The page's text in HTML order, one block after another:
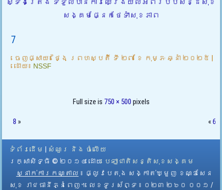
ស្ទឹងត្រែង ទទួលបានការឈ្វេងយល់អំពីរបបសន្ដិសុខ
សង្គមផ្នែកថែទាំសុខភាព
7
ចេញផ្សាយ៖ ថ្ងៃ ព្រហស្បតិ៍ ទី ២៧ ខែ កុម្ភៈ ឆ្នាំ ២០២៥
ដោយ៖ NSSF
Full size is 750 × 500 pixels
8 » «6
ទំព័រដើម
សំណួរ និង ចំលើយ
រក្សាសិទ្ធិ © ២០១៤ ដោយ​ បេឡាជាតិសន្តិសុខសង្គម
ស្នាក់ការកណ្តាល ៖ ផ្លូវបេតុង សង្កាត់ឃ្មួញ ខណ្ឌសែន
សុខ រាជធានីភ្នំពេញ។ លេខទូរស័ព្ទ ៖ ០២៣ ២៦០ ០០១ /